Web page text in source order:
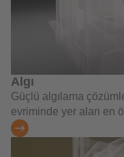
Algı
Güçlü algılama
evriminde yer alan en